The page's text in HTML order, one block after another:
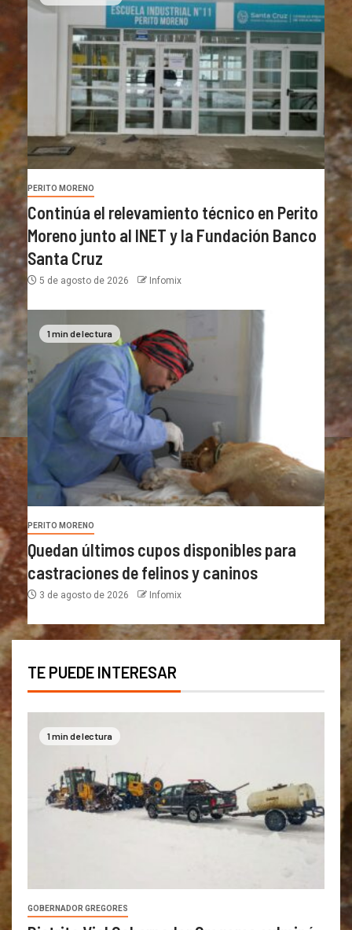
PERITO MORENO
Continúa el relevamiento técnico en Perito
Moreno junto al INET y la Fundación Banco
Santa Cruz
5 de agosto de 2026 Infomix
1 min de lectura
PERITO MORENO
Quedan últimos cupos disponibles para
castraciones de felinos y caninos
3 de agosto de 2026 Infomix
TE PUEDE INTERESAR
1 min de lectura
GOBERNADOR GREGORES